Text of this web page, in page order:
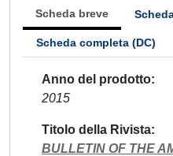
Scheda breve
Scheda completa (DC)
Anno del prodotto
2015
Titolo della Rivista
BULLETIN OF THE